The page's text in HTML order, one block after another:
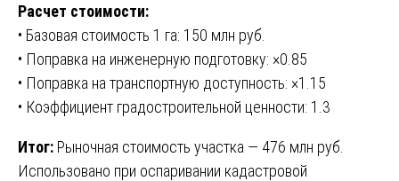
Расчет стоимости:
• Базовая стоимость 1 га: 150 млн руб.
• Поправка на инженерную подготовку: ×0.85
• Поправка на транспортную доступность: ×1.15
• Коэффициент градостроительной ценности: 1.3
Итог: Рыночная стоимость участка — 476 млн руб.
Использовано при оспаривании кадастровой